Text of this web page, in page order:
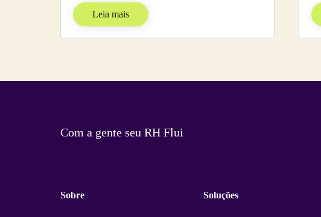
Leia mais
Com a gente seu RH Flui
Sobre Soluções